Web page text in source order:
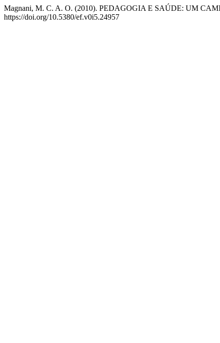
Magnani, M. C. A. O. (2010). PEDAGOGIA E SAÚDE: UM
https://doi.org/10.5380/ef.v0i5.24957